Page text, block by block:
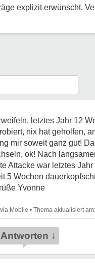
explizit erwünscht.
letztes Jahr 12
nix hat geholfen,
mir soweit ganz gut!
ok! Nach
Attacke war letztes
5 Wochen
Yvonne
•
↓